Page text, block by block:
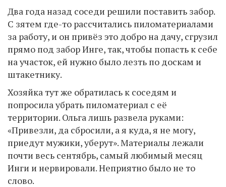
Два года назад соседи решили поставить забор.
С зятем где-то рассчитались пиломатериалами
за работу, и он привёз это добро на дачу, сгрузил
прямо под забор Инге, так, чтобы попасть к себе
на участок, ей нужно было лезть по доскам и
штакетнику.
Хозяйка тут же обратилась к соседям и
попросила убрать пиломатериал с её
территории. Ольга лишь развела руками:
«Привезли, да сбросили, а я куда, я не могу,
приедут мужики, уберут». Материалы лежали
почти весь сентябрь, самый любимый месяц
Инги и нервировали. Неприятно было не то
слово.